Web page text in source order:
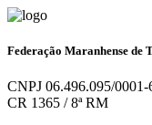
Federação Maranhense de
CNPJ 06.496.095/0001-
CR 1365 / 8ª RM